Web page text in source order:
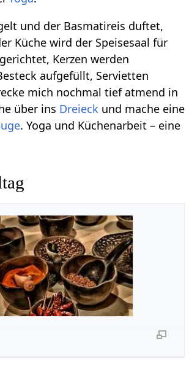
und der Basmatireis duftet,
Küche wird der Speisesaal für
Kerzen werden
aufgefüllt, Servietten
mich nochmal tief atmend in
über ins Dreieck und mache eine
. Yoga und Küchenarbeit – eine